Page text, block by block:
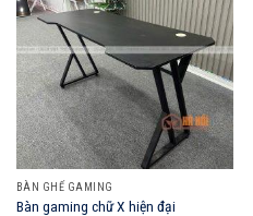
BÀN GHẾ GAMING
Bàn gaming chữ X hiện đại